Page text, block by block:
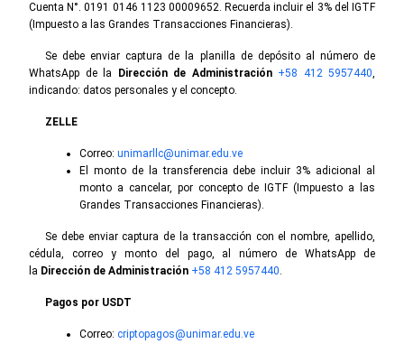
Cuenta N°. 0191 0146 1123 00009652. Recuerda incluir el 3% del IGTF
(Impuesto a las Grandes Transacciones Financieras).
Se debe enviar captura de la planilla de depósito al número de
WhatsApp de la
Dirección de Administración +58 412 5957440,
indicando: datos personales y el concepto.
ZELLE
Correo: unimarllc@unimar.edu.ve
El monto de la transferencia debe incluir 3% adicional al
monto a cancelar, por concepto de IGTF (Impuesto a las
Grandes Transacciones Financieras).
Se debe enviar captura de la transacción con el nombre, apellido,
cédula, correo y monto del pago, al número de WhatsApp de
la Dirección de Administración +58 412 5957440.
Pagos por USDT
Correo: criptopagos@unimar.edu.ve